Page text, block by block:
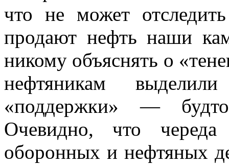
что не может
продают нефть наши
никому объяснять о
нефтяникам
«поддержки» —
Очевидно, что череда
оборонных и нефтяных